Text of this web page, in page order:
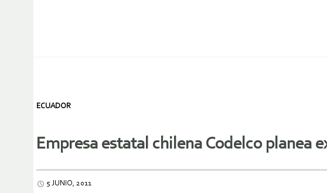
ECUADOR
Empresa estatal chilena Codelco planea
5 JUNIO, 2011